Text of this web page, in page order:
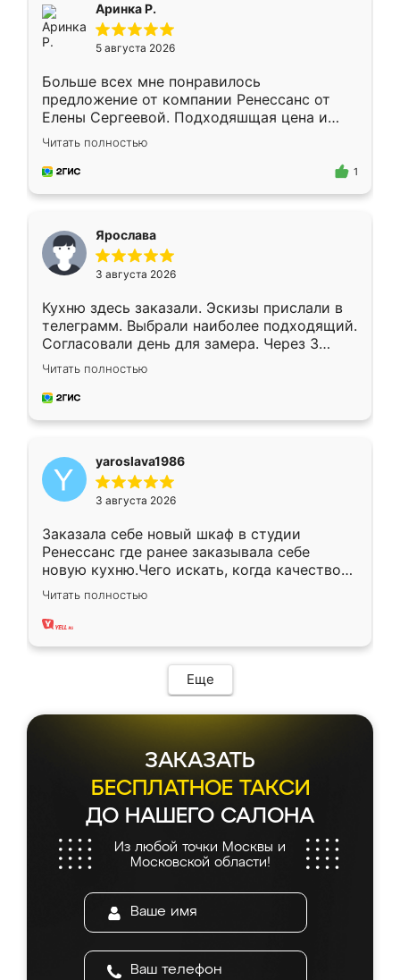
Аринка Р.
5 августа 2026
Больше всех мне понравилось
предложение от компании Ренессанс от
Елены Сергеевой. Подходяшщая цена и
короткие сроки изготовления. Приехавший
для замера сотрудник Владислав
предложил по моему эскизу самый
Читать полностью
1
Ярослава
3 августа 2026
Кухню здесь заказали. Эскизы прислали в
телеграмм. Выбрали наиболее подходящий.
Согласовали день для замера. Через 3
недели кухня была уже готова. Остались
довольны работой. Спасибо Ренессанс
мебель за качественную работу!
Читать полностью
yaroslava1986
3 августа 2026
Заказала себе новый шкаф в студии
Ренессанс где ранее заказывала себе
новую кухню.Чего искать, когда качеством
вполне довольна. Служит кухня уже почти
два года, нареканий нет.
Читать полностью
Еще
ЗАКАЗАТЬ
БЕСПЛАТНОЕ ТАКСИ
ДО НАШЕГО САЛОНА
Из любой точки Москвы и
Московской области!